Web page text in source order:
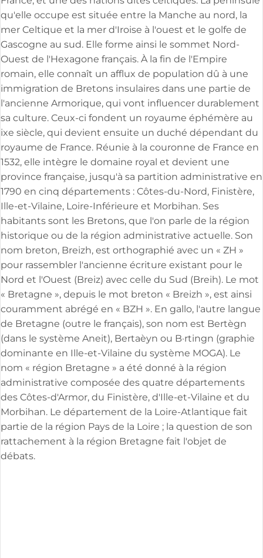
qu'elle occupe est située entre la Manche au nord, la
mer Celtique et la mer d'Iroise à l'ouest et le golfe de
Gascogne au sud. Elle forme ainsi le sommet Nord-
Ouest de l'Hexagone français. À la fin de l'Empire
romain, elle connaît un afflux de population dû à une
immigration de Bretons insulaires dans une partie de
l'ancienne Armorique, qui vont influencer durablement
sa culture. Ceux-ci fondent un royaume éphémère au
ixe siècle, qui devient ensuite un duché dépendant du
royaume de France. Réunie à la couronne de France en
1532, elle intègre le domaine royal et devient une
province française, jusqu'à sa partition administrative en
1790 en cinq départements : Côtes-du-Nord, Finistère,
Ille-et-Vilaine, Loire-Inférieure et Morbihan. Ses
habitants sont les Bretons, que l'on parle de la région
historique ou de la région administrative actuelle. Son
nom breton, Breizh, est orthographié avec un « ZH »
pour rassembler l'ancienne écriture existant pour le
Nord et l'Ouest (Breiz) avec celle du Sud (Breih). Le mot
« Bretagne », depuis le mot breton « Breizh », est ainsi
couramment abrégé en « BZH ». En gallo, l'autre langue
de Bretagne (outre le français), son nom est Bertègn
(dans le système Aneit), Bertaèyn ou B·rtingn (graphie
dominante en Ille-et-Vilaine du système MOGA). Le
nom « région Bretagne » a été donné à la région
administrative composée des quatre départements
des Côtes-d'Armor, du Finistère, d'Ille-et-Vilaine et du
Morbihan. Le département de la Loire-Atlantique fait
partie de la région Pays de la Loire ; la question de son
rattachement à la région Bretagne fait l'objet de
débats.